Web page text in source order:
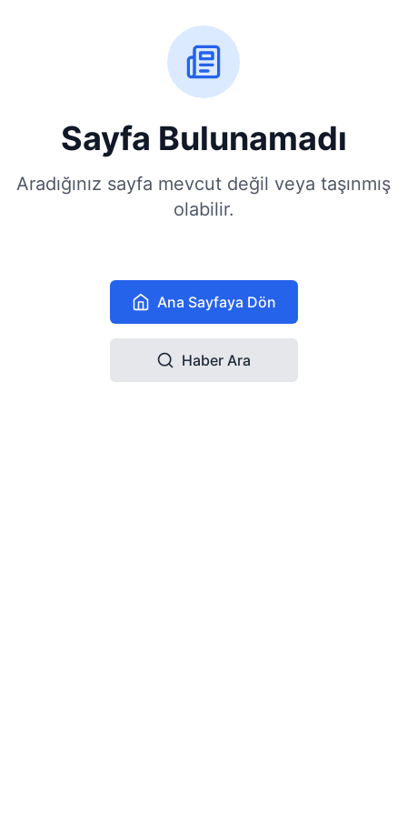
Sayfa Bulunamadı
Aradığınız sayfa mevcut değil veya taşınmış
olabilir.
Ana Sayfaya Dön
Haber Ara